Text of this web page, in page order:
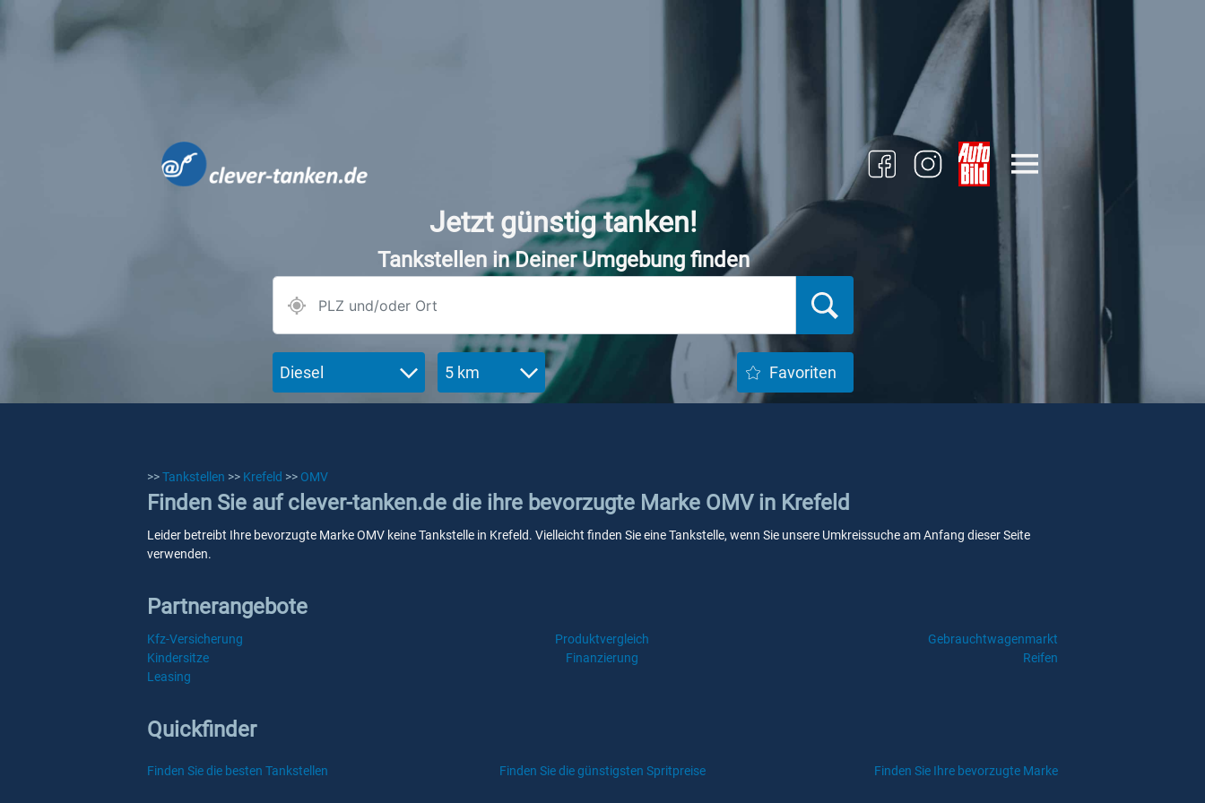
Jetzt günstig tanken!
Tankstellen in Deiner Umgebung finden
Diesel 5 km Favoriten
>>Tankstellen >> Krefeld >> OMV
Finden Sie auf clever-tanken.de die ihre bevorzugte Marke OMV in Krefeld
Leider betreibt Ihre bevorzugte Marke OMV keine Tankstelle in Krefeld. Vielleicht finden Sie eine Tankstelle, wenn Sie unsere Umkreissuche am Anfang dieser Seite
verwenden.
Partnerangebote
Kfz-Versicherung Produktvergleich
Gebrauchtwagenmarkt
Kindersitze
Finanzierung
Reifen
Leasing
Quickfinder
Finden Sie die besten Tankstellen Finden Sie die günstigsten Spritpreise Finden Sie Ihre bevorzugte Marke